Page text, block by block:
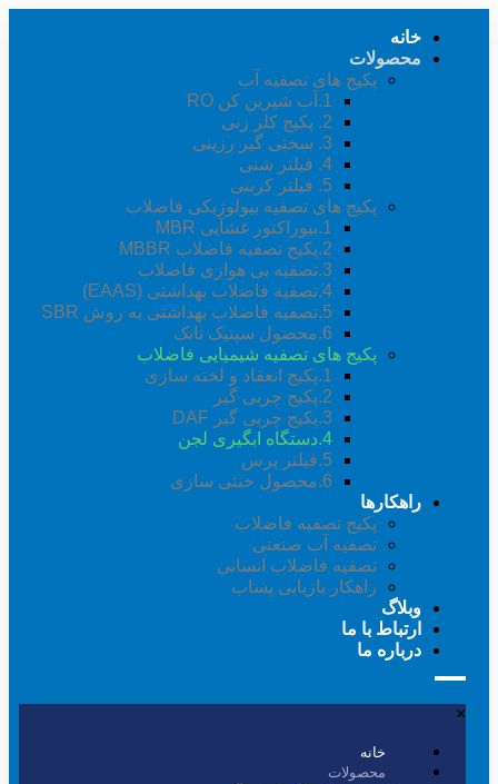
خانه
محصولات
پکیج های تصفیه آب
1.آب شیرین کن RO
2. پکیج کلر زنی
3. سختی گیر رزینی
4. فیلتر شنی
5. فیلتر کربنی
پکیج های تصفیه بیولوژِیکی فاضلاب
1.بیوراکتور غشایی MBR
2.پکیج تصفیه فاضلاب MBBR
3.تصفیه بی هوازی فاضلاب
4.تصفیه فاضلاب بهداشتی (EAAS)
5.تصفیه فاضلاب بهداشتی به روش SBR
6.محصول سپتیک تانک
پکیج های تصفیه شیمیایی فاضلاب
1.پکیج انعقاد و لخته سازی
2.پکیج چربی گیر
3.پکیج چربی گیر DAF
4.دستگاه ابگیری لجن
5.فیلتر پرس
6.محصول خنثی سازی
راهکارها
پکیج تصفیه فاضلاب
تصفیه آب صنعتی
تصفیه فاضلاب انسانی
راهکار بازیابی پساب
وبلاگ
ارتباط با ما
درباره ما
×
خانه
محصولات